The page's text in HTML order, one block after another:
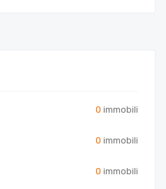
0 immobili
0 immobili
0 immobili